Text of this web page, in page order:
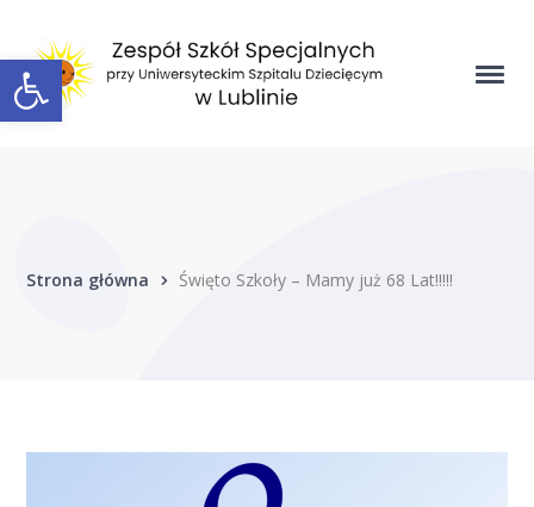
Open toolbar
Strona główna Święto Szkoły – Mamy już 68 Lat!!!!!